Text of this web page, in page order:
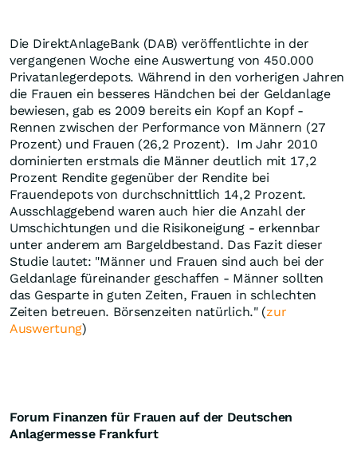
Die DirektAnlageBank (DAB) veröffentlichte in der
vergangenen Woche eine Auswertung von 450.000
Privatanlegerdepots. Während in den vorherigen Jahren
die Frauen ein besseres Händchen bei der Geldanlage
bewiesen, gab es 2009 bereits ein Kopf an Kopf -
Rennen zwischen der Performance von Männern (27
Prozent) und Frauen (26,2 Prozent). Im Jahr 2010
dominierten erstmals die Männer deutlich mit 17,2
Prozent Rendite gegenüber der Rendite bei
Frauendepots von durchschnittlich 14,2 Prozent.
Ausschlaggebend waren auch hier die Anzahl der
Umschichtungen und die Risikoneigung - erkennbar
unter anderem am Bargeldbestand. Das Fazit dieser
Studie lautet: "Männer und Frauen sind auch bei der
Geldanlage füreinander geschaffen - Männer sollten
das Gesparte in guten Zeiten, Frauen in schlechten
Zeiten betreuen. Börsenzeiten natürlich." (zur
Auswertung)
Forum Finanzen für Frauen auf der Deutschen
Anlagermesse Frankfurt